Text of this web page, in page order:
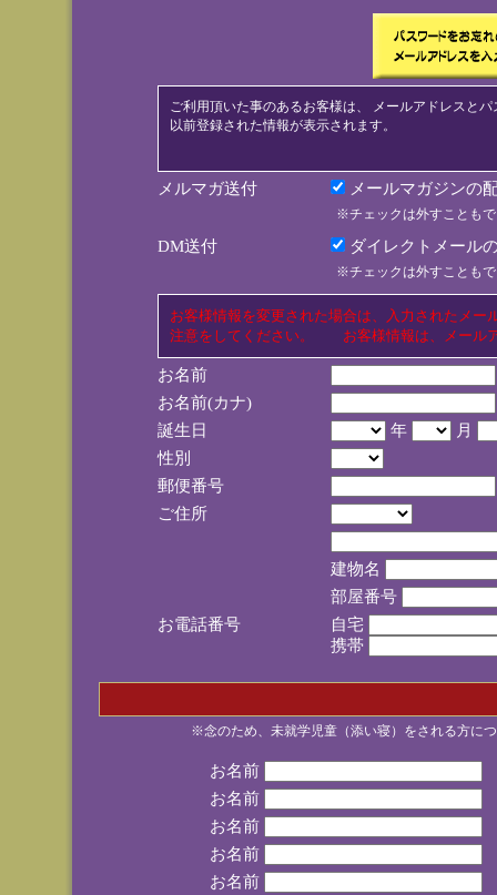
ご利用頂いた事のあるお客様は、 メールアドレスと
以前登録された情報が表示されます。
メルマガ送付 メールマガジンの
※チェックは外すことも
DM送付 ダイレクトメール
※チェックは外すことも
お客様情報を変更された場合は、入力されたメ
注意をしてください。 お客様情報は、メール
お名前
お名前(カナ)
誕生日
年
月
性別
郵便番号
ご住所
建物名
部屋番号
お電話番号
自宅
携帯
※念のため、未就学児童（添い寝）をされる方に
お名前
お名前
お名前
お名前
お名前